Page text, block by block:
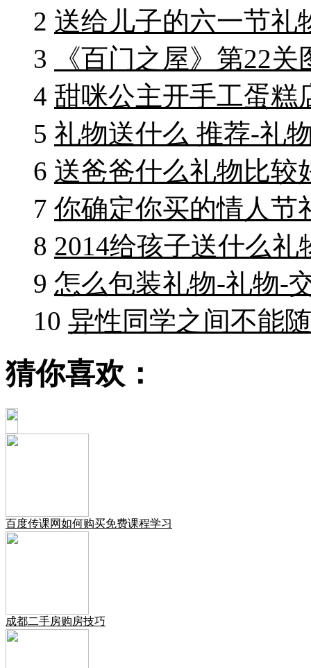
2 送给儿子的六一节礼
3
《百门之屋》第22
4 甜咪公主开手工蛋糕
5 礼物送什么 推荐-礼
6 送爸爸什么礼物比较
7 你确定你买的情人节
8 2014给孩子送什么
9 怎么包装礼物-礼物-
10 异性同学之间不能
猜你喜欢：
百度传课网如何购买免费课程学习
成都二手房购房技巧